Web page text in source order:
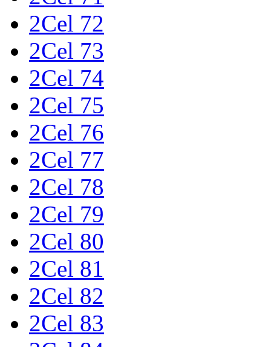
2Cel 72
2Cel 73
2Cel 74
2Cel 75
2Cel 76
2Cel 77
2Cel 78
2Cel 79
2Cel 80
2Cel 81
2Cel 82
2Cel 83